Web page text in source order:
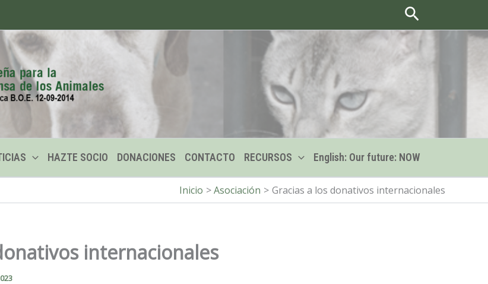
Buscar
HAZTE SOCIO DONACIONES CONTACTO RECURSOS English: Our future: NOW
Inicio Asociación Gracias a los donativos internacionales
internacionales